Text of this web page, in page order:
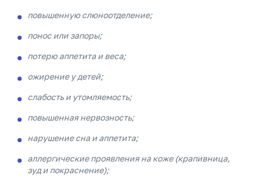
повышенную слюноотделение;
понос или запоры;
потерю аппетита и веса;
ожирение у детей;
слабость и утомляемость;
повышенная нервозность;
нарушение сна и аппетита;
аллергические проявления на коже (крапивница,
зуд и покраснение);